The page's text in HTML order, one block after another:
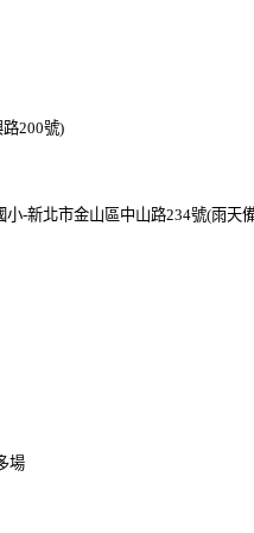
200號)
小-新北市金山區中山路234號(雨天
場